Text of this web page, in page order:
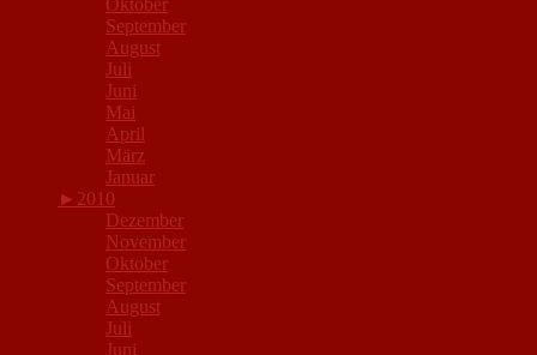
Oktober
September
August
Juli
Juni
Mai
April
März
Januar
► 2010
Dezember
November
Oktober
September
August
Juli
Juni